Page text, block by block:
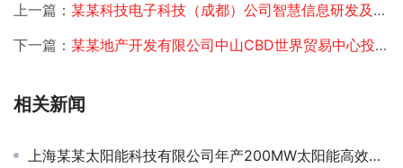
上一篇： 某某科技电子科技（成都）公司智慧信息研发及产业基地可行性研究报告
下一篇： 某某地产开发有限公司中山CBD世界贸易中心投资规划
相关新闻
上海某某太阳能科技有限公司年产200MW太阳能高效电池出口生产线节能分析项目签约